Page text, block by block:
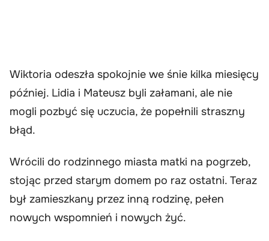
Wiktoria odeszła spokojnie we śnie kilka miesięcy
później. Lidia i Mateusz byli załamani, ale nie
mogli pozbyć się uczucia, że popełnili straszny
błąd.
Wrócili do rodzinnego miasta matki na pogrzeb,
stojąc przed starym domem po raz ostatni. Teraz
był zamieszkany przez inną rodzinę, pełen
nowych wspomnień i nowych żyć.